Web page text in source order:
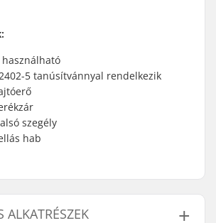
5 tanúsítvánnyal rendelkezik
szegély
hab
ALKATRÉSZEK